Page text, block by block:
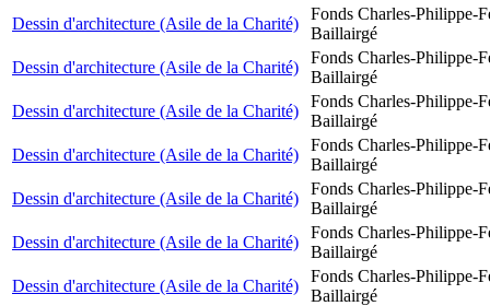
Dessin d'architecture (Asile de la Charité)
Fonds Charles-Philippe-
Baillairgé
Dessin d'architecture (Asile de la Charité)
Fonds Charles-Philippe-
Baillairgé
Dessin d'architecture (Asile de la Charité)
Fonds Charles-Philippe-
Baillairgé
Dessin d'architecture (Asile de la Charité)
Fonds Charles-Philippe-
Baillairgé
Dessin d'architecture (Asile de la Charité)
Fonds Charles-Philippe-
Baillairgé
Dessin d'architecture (Asile de la Charité)
Fonds Charles-Philippe-
Baillairgé
Dessin d'architecture (Asile de la Charité)
Fonds Charles-Philippe-
Baillairgé